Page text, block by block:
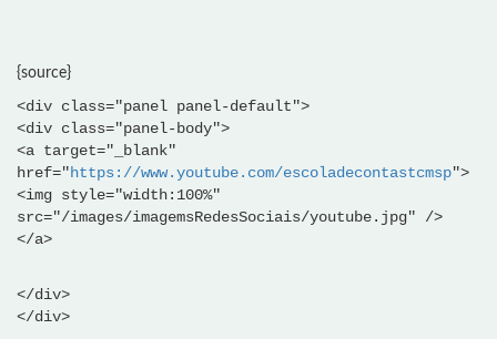
{source}
<div class="panel panel-default">
<div class="panel-body">
<a target="_blank"
href="https://www.youtube.com/escoladecontastcmsp">
<img style="width:100%"
src="/images/imagemsRedesSociais/youtube.jpg" />
</a>
</div>
</div>